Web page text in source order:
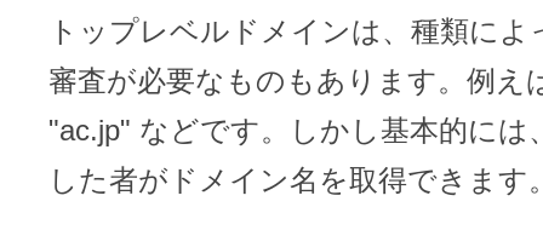
トップレベルドメインは、種類によ
審査が必要なものもあります。例え
"ac.jp" などです。しかし基本的には
した者がドメイン名を取得できます